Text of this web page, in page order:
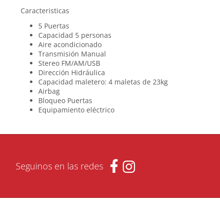
Caracteristicas
5 Puertas
Capacidad 5 personas
Aire acondicionado
Transmisión Manual
Stereo FM/AM/USB
Dirección Hidráulica
Capacidad maletero: 4 maletas de 23kg
Airbag
Bloqueo Puertas
Equipamiento eléctrico
Seguinos en las redes